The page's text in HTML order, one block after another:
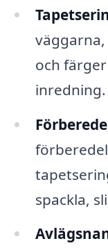
och
inredning.
spackla,